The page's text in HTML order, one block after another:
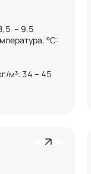
– 9,5
°C:
м³: 34 – 45